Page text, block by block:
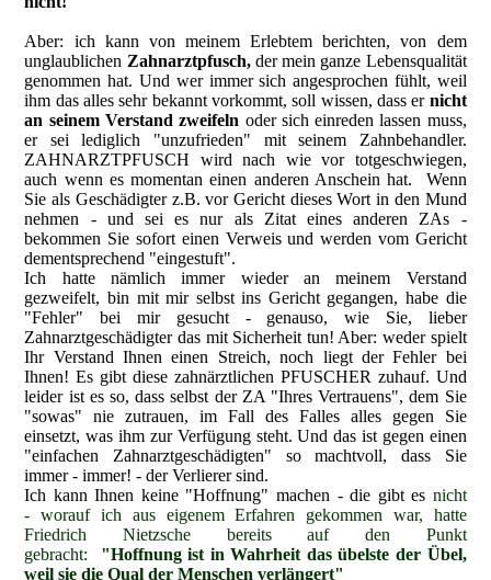
Aber: ich kann von meinem Erlebtem berichten, von dem
unglaublichen Zahnarztpfusch,der mein ganze Lebensqualität
genommen hat. Und wer immer sich angesprochen fühlt, weil
ihm das alles sehr bekannt vorkommt, soll wissen, dass er nicht
an seinem Verstand zweifeln oder sich einreden lassen muss,
er sei lediglich "unzufrieden" mit seinem Zahnbehandler.
ZAHNARZTPFUSCH wird nach wie vor totgeschwiegen,
auch wenn es momentan einen anderen Anschein hat. Wenn
Sie als Geschädigter z.B. vor Gericht dieses Wort in den Mund
nehmen - und sei es nur als Zitat eines anderen ZAs -
bekommen Sie sofort einen Verweis und werden vom Gericht
dementsprechend "eingestuft".
Ich hatte nämlich immer wieder an meinem Verstand
gezweifelt, bin mit mir selbst ins Gericht gegangen, habe die
"Fehler" bei mir gesucht - genauso, wie Sie, lieber
Zahnarztgeschädigter das mit Sicherheit tun! Aber: weder spielt
Ihr Verstand Ihnen einen Streich, noch liegt der Fehler bei
Ihnen! Es gibt diese zahnärztlichen PFUSCHER zuhauf. Und
leider ist es so, dass selbst der ZA "Ihres Vertrauens", dem Sie
"sowas" nie zutrauen, im Fall des Falles alles gegen Sie
einsetzt, was ihm zur Verfügung steht. Und das ist gegen einen
"einfachen Zahnarztgeschädigten" so machtvoll, dass Sie
immer - immer! - der Verlierer sind.
Ich kann Ihnen keine "Hoffnung" machen - die gibt es nicht
-worauf ich aus eigenem Erfahren gekommen war, hatte
Friedrich Nietzsche bereits auf den Punkt
gebracht: "Hoffnung ist in Wahrheit das übelste der Übel,
weil sie die Qual der Menschen verlängert"